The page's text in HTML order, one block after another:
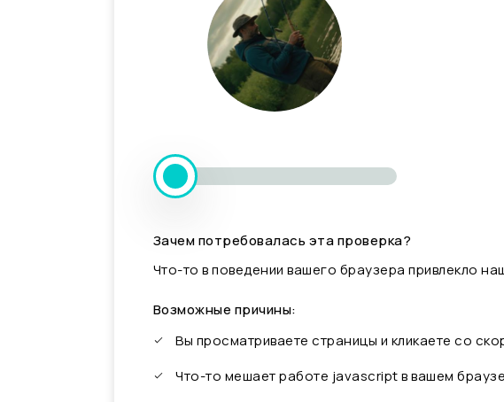
Зачем потребовалась эта проверка?
Что-то в поведении вашего браузера привлекло
Возможные причины:
Вы просматриваете страницы и кликаете со
Что-то мешает работе javascript в вашем